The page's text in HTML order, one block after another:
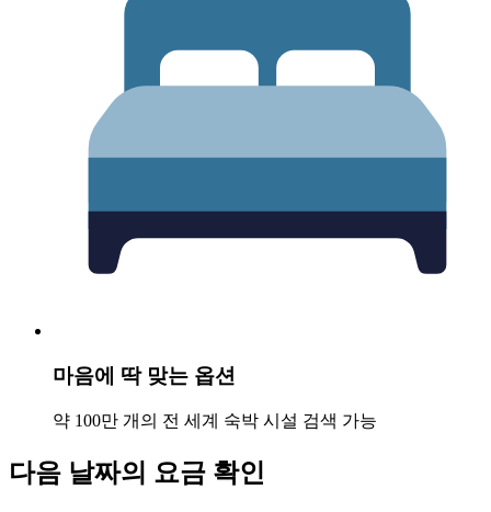
마음에 딱 맞는 옵션
약 100만 개의 전 세계 숙박 시설 검색 가능
다음 날짜의 요금 확인